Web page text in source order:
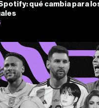
qué cambia para